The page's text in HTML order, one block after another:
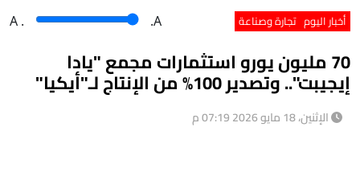
أخبار اليوم تجارة وصناعة A . .A
70 مليون يورو استثمارات مجمع "يادا
إيجيبت".. وتصدير 100% من الإنتاج لـ"أيكيا"
الإثنين، 18 مايو 2026 07:19 م